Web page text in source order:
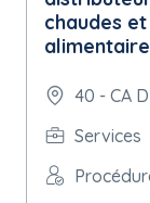
chaudes
40 - CA
Services